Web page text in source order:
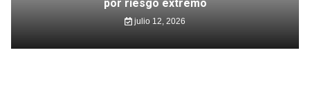
por riesgo extremo
julio 12, 2026